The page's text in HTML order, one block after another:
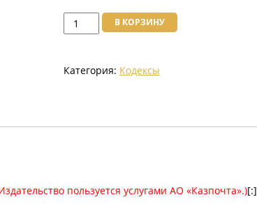
Количество
товара
Кодекс
В КОРЗИНУ
Категория: Кодексы
пользуется услугами АО «Казпочта».)[:]